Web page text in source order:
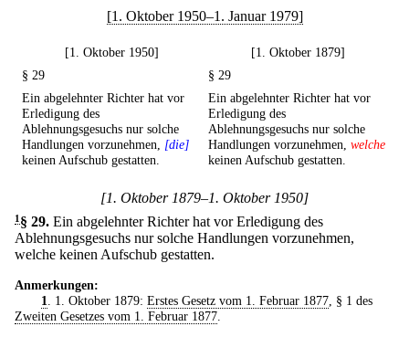
[1. Oktober 1950–1. Januar 1979]
[1. Oktober 1950]
[1. Oktober 1879]
§ 29
§ 29
Ein abgelehnter Richter hat vor
Erledigung des
Ablehnungsgesuchs nur solche
Handlungen vorzunehmen, [die]
keinen Aufschub gestatten.
Ein abgelehnter Richter hat vor
Erledigung des
Ablehnungsgesuchs nur solche
Handlungen vorzunehmen, welche
keinen Aufschub gestatten.
[1. Oktober 1879–1. Oktober 1950]
1§ 29. Ein abgelehnter Richter hat vor Erledigung des
Ablehnungsgesuchs nur solche Handlungen vorzunehmen,
welche keinen Aufschub gestatten.
Anmerkungen:
1. 1. Oktober 1879: Erstes Gesetz vom 1. Februar 1877, § 1 des
Zweiten Gesetzes vom 1. Februar 1877.